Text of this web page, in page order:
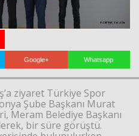
Google+ Whatsapp
ziyaret Türkiye Spor
Şube Başkanı Murat
Meram Belediye Başkanı
bir süre görüştü.
KÜNYE